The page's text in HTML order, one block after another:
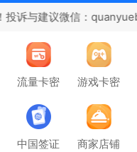
流量卡密 游戏卡密
中国签证 商家店铺